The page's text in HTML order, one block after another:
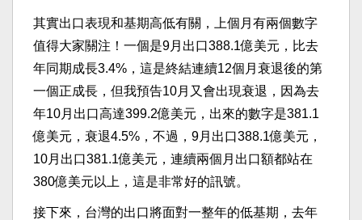
其實出口表現和基期高低有關，上個月有兩個數字
值得大家關注！一個是9月出口388.1億美元，比去
年同期成長3.4%，這是終結連續12個月衰退後的第
一個正成長，但我預告10月又會出現衰退，因為去
年10月出口高達399.2億美元，出來的數字是381.1
億美元，衰退4.5%，不過，9月出口388.1億美元，
10月出口381.1億美元，連續兩個月出口額都站在
380億美元以上，這是非常好的訊號。
接下來，台灣的出口將面對一整年的低基期，去年